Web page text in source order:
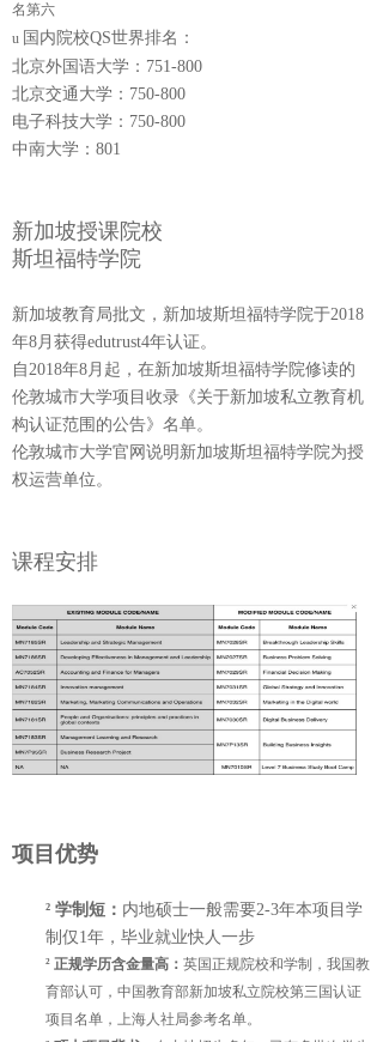
名第六
u 国内院校QS世界排名：
北京外国语大学：751-800
北京交通大学：750-800
电子科技大学：750-800
中南大学：801
新加坡授课院校
斯坦福特学院
新加坡教育局批文，新加坡斯坦福特学院于2018
年8月获得edutrust4年认证。
自2018年8月起，在新加坡斯坦福特学院修读的
伦敦城市大学项目收录《关于新加坡私立教育机
构认证范围的公告》名单。
伦敦城市大学官网说明新加坡斯坦福特学院为授
权运营单位。
课程安排
项目优势
² 学制短： 内地硕士一般需要2-3年本项目学
制仅1年，毕业就业快人一步
² 正规学历含金量高： 英国正规院校和学制，我国教
育部认可，中国教育部新加坡私立院校第三国认证
项目名单，上海人社局参考名单。